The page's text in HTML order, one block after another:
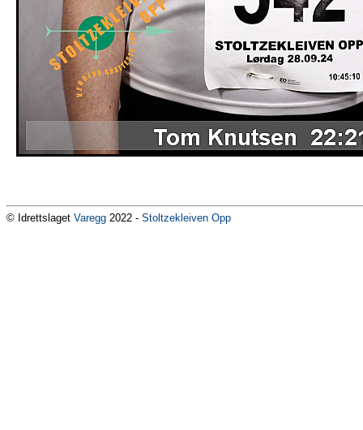
© Idrettslaget Varegg 2022 - Stoltzekleiven Opp